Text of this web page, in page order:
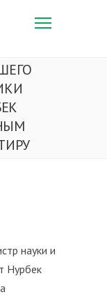
науки и
Нурбек